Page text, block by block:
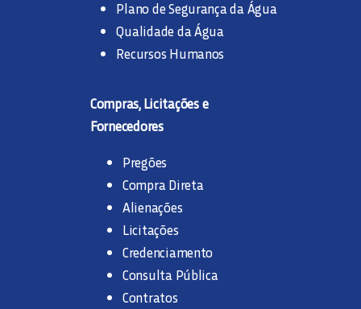
Plano de Segurança da Água
Qualidade da Água
Recursos Humanos
Compras, Licitações e
Fornecedores
Pregões
Compra Direta
Alienações
Licitações
Credenciamento
Consulta Pública
Contratos